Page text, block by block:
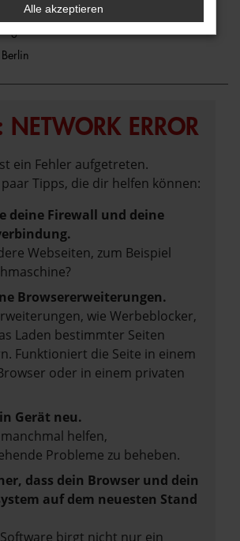
Berlin
NETWORK ERROR
ein Fehler aufgetreten.
Tipps, die dir helfen können:
deine Firewall und deine
Webseiten, zum Beispiel
Browsererweiterungen.
wie Werbeblocker,
Laden bestimmter Seiten
Funktioniert die Seite in einem
oder in einem privaten
Gerät neu.
helfen,
Probleme zu beheben.
dass dein Browser und dein
auf dem neuesten Stand
birgt nicht nur ein
Alle akzeptieren